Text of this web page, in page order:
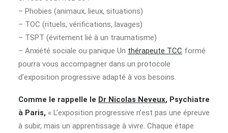
– Phobies (animaux, lieux, situations)
– TOC (rituels, vérifications, lavages)
– TSPT (évitement lié à un traumatisme)
– Anxiété sociale ou panique Un thérapeute TCC formé
pourra vous accompagner dans un protocole
d’exposition progressive adapté à vos besoins.
Comme le rappelle le Dr Nicolas Neveux, Psychiatre
à Paris, « L’exposition progressive n’est pas une épreuve
à subir, mais un apprentissage à vivre. Chaque étape